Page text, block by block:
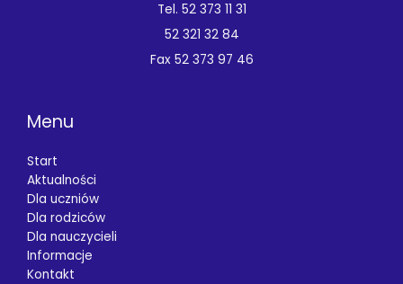
Tel. 52 373 11 31
52 321 32 84
Fax 52 373 97 46
Menu
Start
Aktualności
Dla uczniów
Dla rodziców
Dla nauczycieli
Informacje
Kontakt